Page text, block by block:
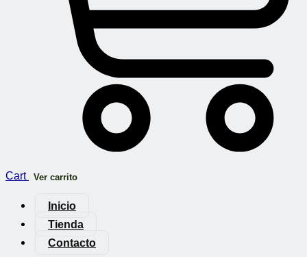
Cart Ver carrito
Inicio
Tienda
Contacto